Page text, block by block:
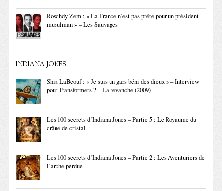
Roschdy Zem : « La France n’est pas prête pour un président
musulman » – Les Sauvages
INDIANA JONES
Shia LaBeouf : « Je suis un gars béni des dieux » – Interview
pour Transformers 2 – La revanche (2009)
Les 100 secrets d’Indiana Jones – Partie 5 : Le Royaume du
crâne de cristal
Les 100 secrets d’Indiana Jones – Partie 2 : Les Aventuriers de
l’arche perdue